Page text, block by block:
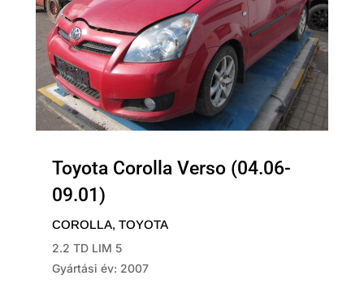
Toyota Corolla Verso (04.06-
09.01)
COROLLA, TOYOTA
2.2 TD LIM 5
Gyártási év: 2007